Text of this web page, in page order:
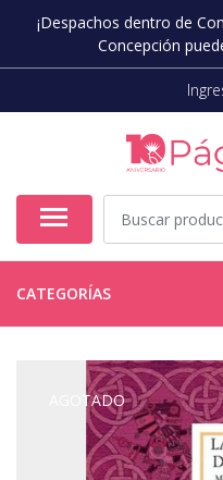
¡Despachos dentro de
Concepción
CATEGORÍAS
AGOTADO